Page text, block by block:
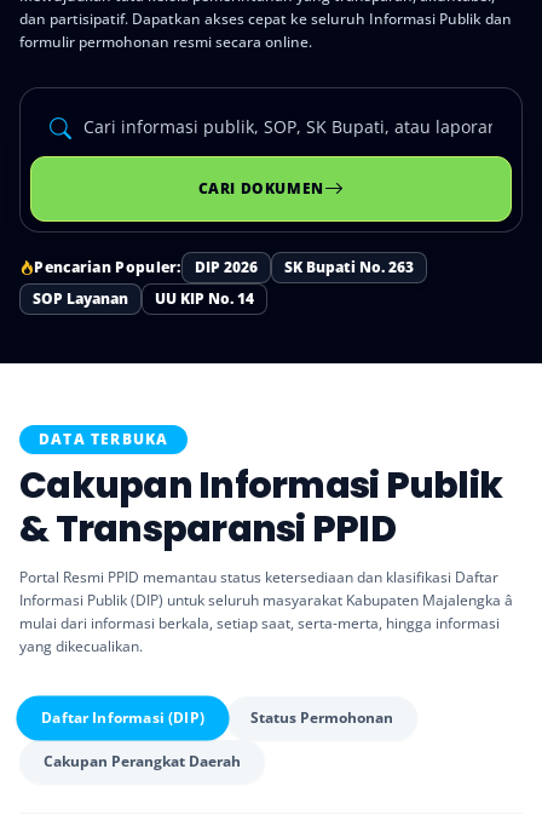
dan partisipatif. Dapatkan akses cepat ke seluruh Informasi Publik dan
formulir permohonan resmi secara online.
CARI DOKUMEN
Pencarian Populer: DIP 2026
SK Bupati No. 263
SOP Layanan
UU KIP No. 14
DATA TERBUKA
Cakupan Informasi Publik
& Transparansi PPID
Portal Resmi PPID memantau status ketersediaan dan klasifikasi Daftar
Informasi Publik (DIP) untuk seluruh masyarakat Kabupaten Majalengka â
mulai dari informasi berkala, setiap saat, serta-merta, hingga informasi
yang dikecualikan.
Daftar Informasi (DIP) Status Permohonan
Cakupan Perangkat Daerah